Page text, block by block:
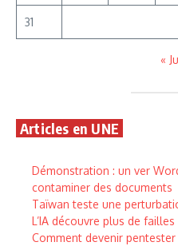
31
«
Articles en UNE
Démonstration : un ver
contaminer des documents
Taïwan teste une
L’IA découvre plus de
Comment devenir